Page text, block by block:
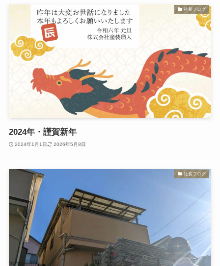
社長ブログ
2024年・謹賀新年
2024年1月1日 2026年5月8日
社長ブログ